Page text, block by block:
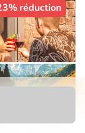
réduction